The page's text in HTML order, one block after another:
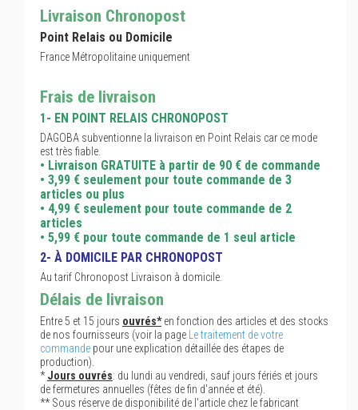
Livraison Chronopost
Point Relais ou Domicile
France Métropolitaine uniquement
Frais de livraison
1- EN POINT RELAIS CHRONOPOST
DAGOBA subventionne la livraison en Point Relais car ce mode
est très fiable.
• Livraison GRATUITE à partir de 90 € de commande
• 3,99 € seulement pour toute commande de 3
articles ou plus
• 4,99 € seulement pour toute commande de 2
articles
• 5,99 € pour toute commande de 1 seul article
2- À DOMICILE PAR CHRONOPOST
Au tarif Chronopost Livraison à domicile.
Délais de livraison
Entre 5 et 15 jours ouvrés*en fonction des articles et des stocks
de nos fournisseurs (voir la page
Le traitement de votre
commande pour une explication détaillée des étapes de
production).
*Jours ouvrés: du lundi au vendredi, sauf jours fériés et jours
de fermetures annuelles (fêtes de fin d'année et été).
** Sous réserve de disponibilité de l'article chez le fabricant